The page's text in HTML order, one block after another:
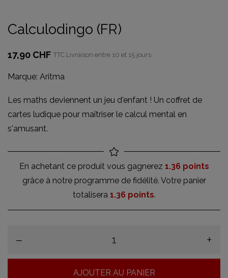
Calculodingo (FR)
17,90 CHF TTC Livraison entre 10 et 15 jours
Marque: Aritma
Les maths deviennent un jeu d'enfant ! Un coffret de
cartes ludique pour maîtriser le calcul mental en
s'amusant.
En achetant ce produit vous gagnerez 1.36 points
grâce à notre programme de fidélité. Votre panier
totalisera 1.36 points.
– +
AJOUTER AU PANIER